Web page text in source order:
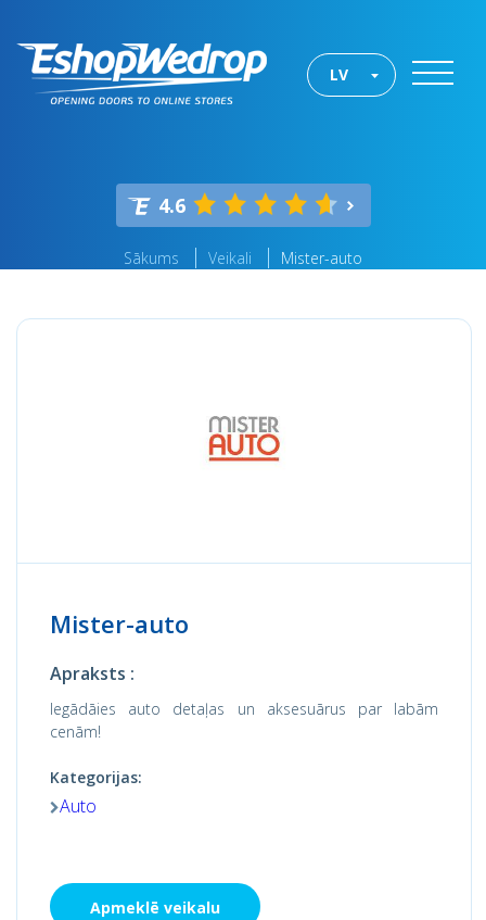
LV
4.6
Sākums Veikali Mister-auto
Mister-auto
Apraksts :
Iegādāies auto detaļas un aksesuārus par labām
cenām!
Kategorijas:
Auto
Apmeklē veikalu